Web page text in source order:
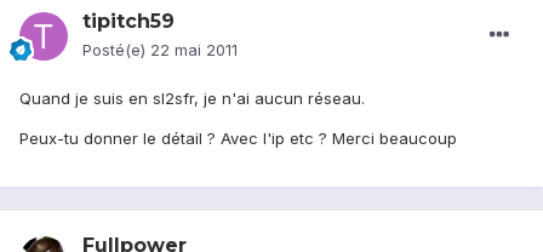
tipitch59
Posté(e) 22 mai 2011
Quand je suis en sl2sfr, je n'ai aucun réseau.
Peux-tu donner le détail ? Avec l'ip etc ? Merci beaucoup
Fullpower